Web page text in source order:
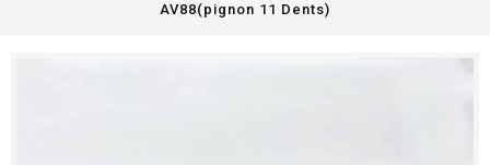
AV88(pignon 11 Dents)